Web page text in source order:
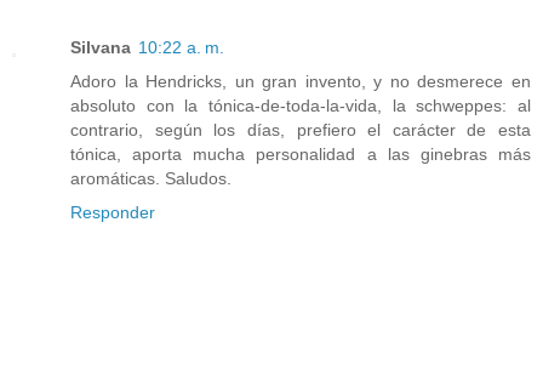
Silvana 10:22 a. m.
Adoro la Hendricks, un gran invento, y no desmerece en
absoluto con la tónica-de-toda-la-vida, la schweppes: al
contrario, según los días, prefiero el carácter de esta
tónica, aporta mucha personalidad a las ginebras más
aromáticas. Saludos.
Responder